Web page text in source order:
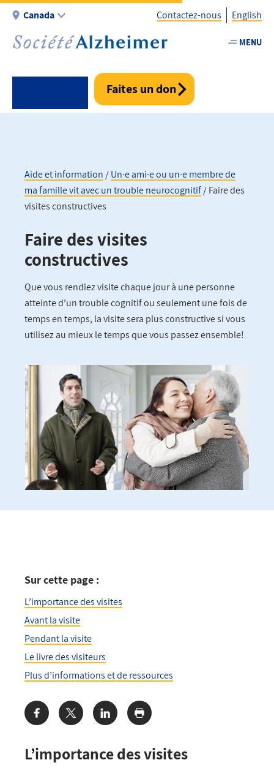
Aller
contenu
Canada
Utility
-
Fr
-
Contactez-nous English
MENU
Faites un don
Fil
Aide et information
Un·e ami·e ou un·e membre de
ma famille vit avec un trouble neurocognitif
Faire des
visites constructives
Faire des visites
constructives
Que vous rendiez visite chaque jour à une personne
atteinte d’un trouble cognitif ou seulement une fois de
temps en temps, la visite sera plus constructive si vous
utilisez au mieux le temps que vous passez ensemble!
L’importancedes visites
Sur cette page :
L’importance des visites
Avant la visite
Pendant la visite
Le livre des visiteurs
Plus d’informations et de ressources
Share: